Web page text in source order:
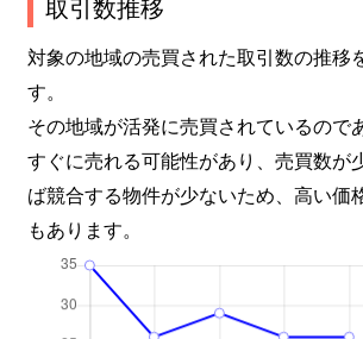
対象の地域の売買された取引数の推移
す。
その地域が活発に売買されているので
すぐに売れる可能性があり、売買数が
ば競合する物件が少ないため、高い価
もあります。